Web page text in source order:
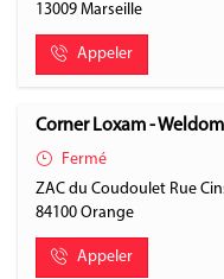
13009 Marseille
Appeler
Corner Loxam -
Fermé
ZAC du Coudoulet Rue
84100 Orange
Appeler